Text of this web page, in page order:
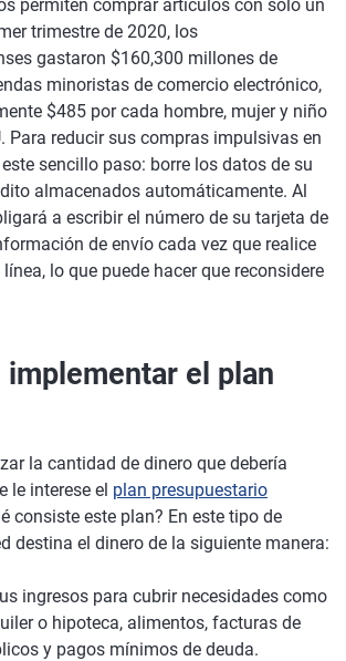
permiten comprar artículos con solo un
trimestre de 2020, los
gastaron $160,300 millones de
minoristas de comercio electrónico,
$485 por cada hombre, mujer y niño
Para reducir sus compras impulsivas en
sencillo paso: borre los datos de su
almacenados automáticamente. Al
a escribir el número de su tarjeta de
de envío cada vez que realice
lo que puede hacer que reconsidere
implementar el plan
la cantidad de dinero que debería
le interese el plan presupuestario
consiste este plan? En este tipo de
destina el dinero de la siguiente manera:
ingresos para cubrir necesidades como
o hipoteca, alimentos, facturas de
y pagos mínimos de deuda.